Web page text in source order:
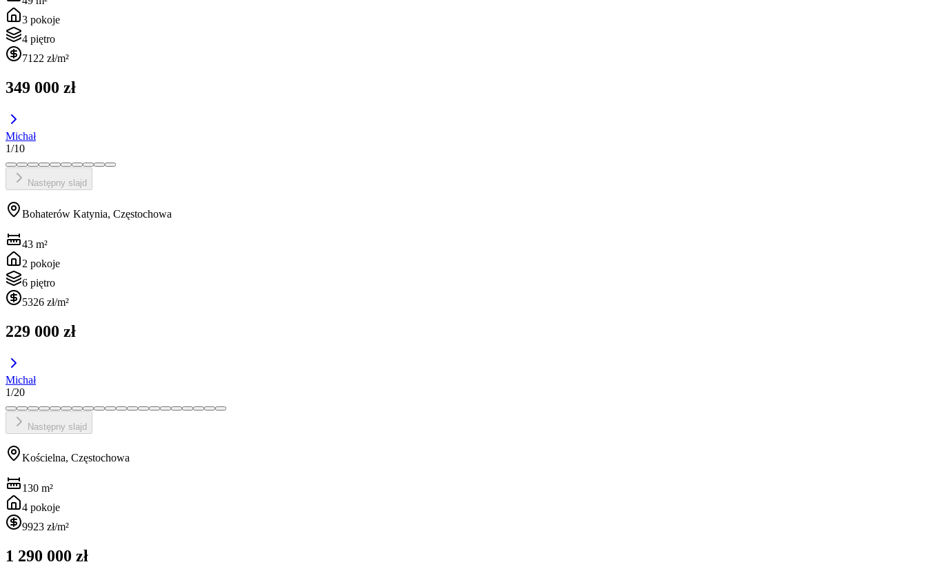
3 pokoje
4 piętro
7122 zł/m²
349 000 zł
Michał
1/10
Następny slajd
Bohaterów Katynia, Częstochowa
43 m²
2 pokoje
6 piętro
5326 zł/m²
229 000 zł
Michał
1/20
Następny slajd
Kościelna, Częstochowa
130 m²
4 pokoje
9923 zł/m²
1 290 000 zł